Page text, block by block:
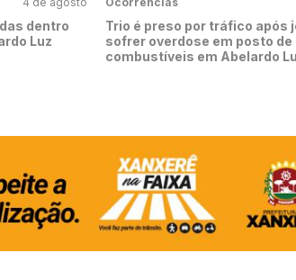
dentro
Luz
Trio é preso por tráfico após
sofrer overdose em posto de
combustíveis em Abelardo